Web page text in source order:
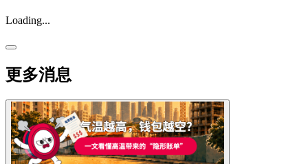
Loading...
更多消息